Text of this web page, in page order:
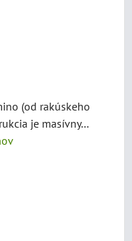
(od rakúskeho
je masívny...